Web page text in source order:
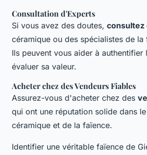
Consultation d'Experts
Si vous avez des doutes, consultez
céramique ou des spécialistes de la
Ils peuvent vous aider à authentifier
évaluer sa valeur.
Acheter chez des Vendeurs Fiables
Assurez-vous d'acheter chez des
qui ont une réputation solide dans
céramique et de la faïence.
Identifier une véritable faïence de